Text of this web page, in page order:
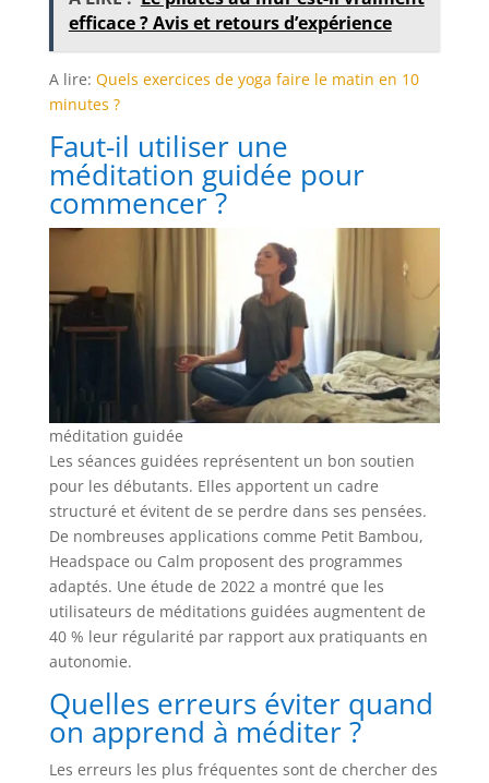
efficace ? Avis et retours d’expérience
A lire: Quels exercices de yoga faire le matin en 10
minutes ?
Faut-il utiliser une
méditation guidée pour
commencer ?
méditation guidée
Les séances guidées représentent un bon soutien
pour les débutants. Elles apportent un cadre
structuré et évitent de se perdre dans ses pensées.
De nombreuses applications comme Petit Bambou,
Headspace ou Calm proposent des programmes
adaptés. Une étude de 2022 a montré que les
utilisateurs de méditations guidées augmentent de
40 % leur régularité par rapport aux pratiquants en
autonomie.
Quelles erreurs éviter quand
on apprend à méditer ?
Les erreurs les plus fréquentes sont de chercher des